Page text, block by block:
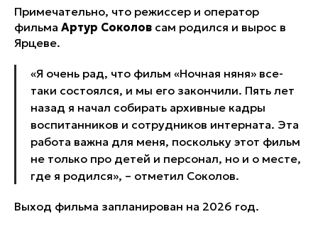
Примечательно, что режиссер и оператор
фильма Артур Соколов сам родился и вырос в
Ярцеве.
«Я очень рад, что фильм «Ночная няня» все-
таки состоялся, и мы его закончили. Пять лет
назад я начал собирать архивные кадры
воспитанников и сотрудников интерната. Эта
работа важна для меня, поскольку этот фильм
не только про детей и персонал, но и о месте,
где я родился», – отметил Соколов.
Выход фильма запланирован на 2026 год.